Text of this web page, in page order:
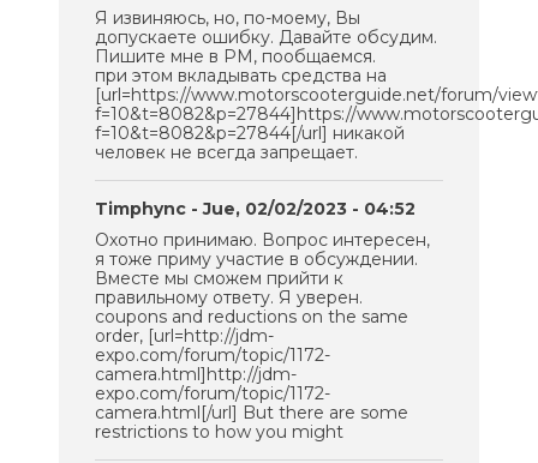
Я извиняюсь, но, по-моему, Вы
допускаете ошибку. Давайте обсудим.
Пишите мне в PM, пообщаемся.
при этом вкладывать средства на
[url=https://www.motorscooterguide.net/forum/
f=10&t=8082&p=27844]https://
f=10&t=8082&p=27844[/url] никакой
человек не всегда запрещает.
Timphync - Jue, 02/02/2023 - 04:52
Охотно принимаю. Вопрос интересен,
я тоже приму участие в обсуждении.
Вместе мы сможем прийти к
правильному ответу. Я уверен.
coupons and reductions on the same
order, [url=http://jdm-
expo.com/forum/topic/1172-
camera.html]http://jdm-
expo.com/forum/topic/1172-
camera.html[/url] But there are some
restrictions to how you might